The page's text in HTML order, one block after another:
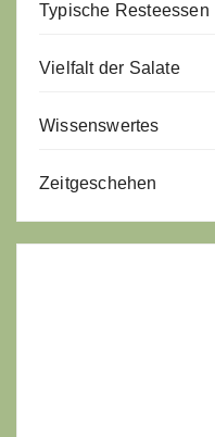
Typische Resteessen
Vielfalt der Salate
Wissenswertes
Zeitgeschehen